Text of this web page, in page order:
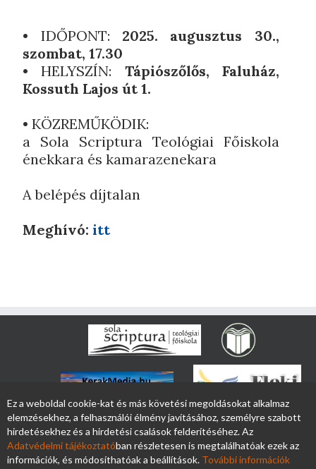
• IDŐPONT: 2025. augusztus 30.,
szombat, 17.30
• HELYSZÍN: Tápiószőlős, Faluház,
Kossuth Lajos út 1.
• KÖZREMŰKÖDIK:
a Sola Scriptura Teológiai Főiskola
énekkara és kamarazenekara
A belépés díjtalan
Meghívó:itt
Ez a weboldal cookie-kat és más követési megoldásokat alkalmaz
elemzésekhez, a felhasználói élmény javításához, személyre szabott
hirdetésekhez és a hirdetési csalások felderítéséhez. Az
Adatvédelmi tájékoztatóban részletesen is megtalálhatóak ezek az
információk, és módosíthatóak a beállítások. További információk